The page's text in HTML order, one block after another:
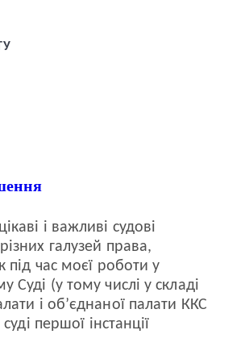
і важливі судові
галузей права,
під час моєї роботи у
Суді (у тому числі у складі
і об’єднаної палати ККС
першої інстанції